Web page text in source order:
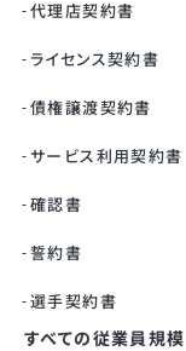
代理店契約書
ライセンス契約書
債権譲渡契約書
サービス利用契約書
確認書
誓約書
選手契約書
すべての従業員規模